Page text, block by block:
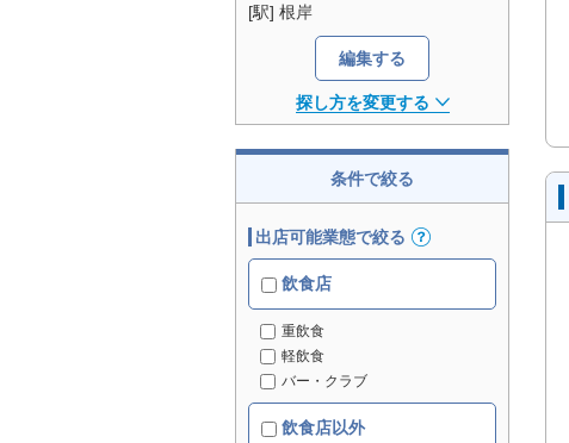
[駅] 根岸
編集する
探し方を変更する
条件で絞る
出店可能業態で絞る
飲食店
重飲食
軽飲食
バー・クラブ
飲食店以外